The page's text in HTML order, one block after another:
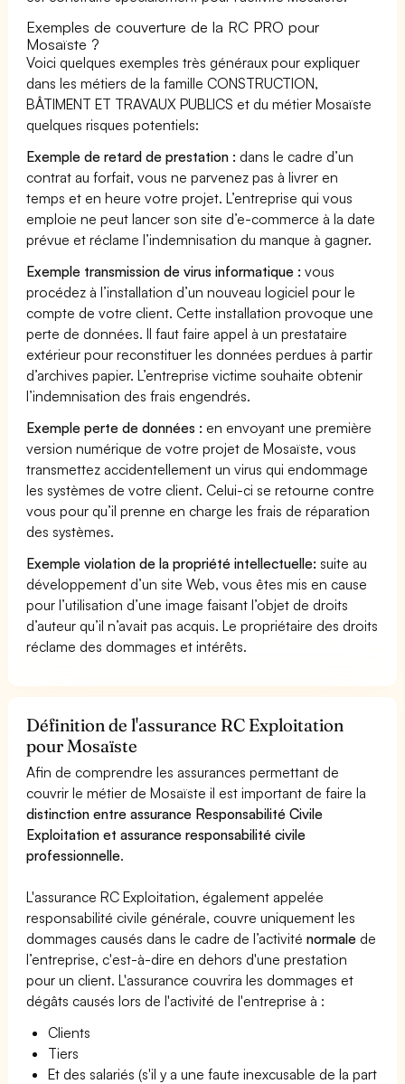
Exemples de couverture de la RC PRO pour
Mosaïste ?
Voici quelques exemples très généraux pour expliquer
dans les métiers de la famille CONSTRUCTION,
BÂTIMENT ET TRAVAUX PUBLICS et du métier Mosaïste
quelques risques potentiels:
Exemple de retard de prestation : dans le cadre d’un
contrat au forfait, vous ne parvenez pas à livrer en
temps et en heure votre projet. L’entreprise qui vous
emploie ne peut lancer son site d’e-commerce à la date
prévue et réclame l’indemnisation du manque à gagner.
Exemple transmission de virus informatique : vous
procédez à l’installation d’un nouveau logiciel pour le
compte de votre client. Cette installation provoque une
perte de données. Il faut faire appel à un prestataire
extérieur pour reconstituer les données perdues à partir
d’archives papier. L’entreprise victime souhaite obtenir
l’indemnisation des frais engendrés.
Exemple perte de données : en envoyant une première
version numérique de votre projet de Mosaïste, vous
transmettez accidentellement un virus qui endommage
les systèmes de votre client. Celui-ci se retourne contre
vous pour qu’il prenne en charge les frais de réparation
des systèmes.
Exemple violation de la propriété intellectuelle: suite au
développement d’un site Web, vous êtes mis en cause
pour l’utilisation d’une image faisant l’objet de droits
d’auteur qu’il n’avait pas acquis. Le propriétaire des droits
réclame des dommages et intérêts.
Définition de l'assurance RC Exploitation
pour Mosaïste
Afin de comprendre les assurances permettant de
couvrir le métier de Mosaïste il est important de faire la
distinction entre assurance Responsabilité Civile
Exploitation et assurance responsabilité civile
professionnelle.
L'assurance RC Exploitation, également appelée
responsabilité civile générale, couvre uniquement les
dommages causés dans le cadre de l’activiténormale de
l’entreprise, c'est-à-dire en dehors d'une prestation
pour un client. L'assurance couvrira les dommages et
dégâts causés lors de l'activité de l'entreprise à :
Clients
Tiers
Et des salariés (s'il y a une faute inexcusable de la part